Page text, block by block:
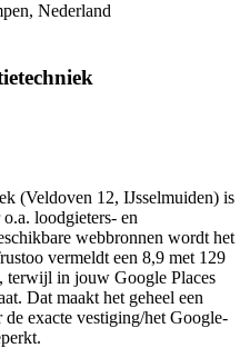
Nederland
(Veldoven 12, IJsselmuiden) is
loodgieters- en
webbronnen wordt het
vermeldt een 8,9 met 129
terwijl in jouw Google Places
Dat maakt het geheel een
exacte vestiging/het Google-